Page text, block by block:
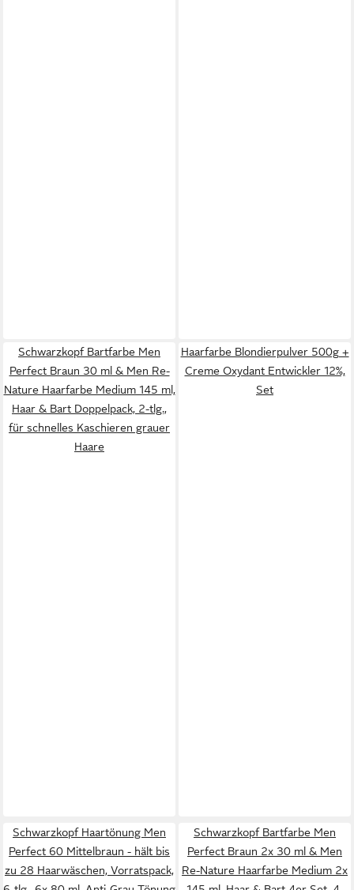
Schwarzkopf Bartfarbe Men
Perfect Braun 30 ml & Men Re-
Nature Haarfarbe Medium 145 ml,
Haar & Bart Doppelpack, 2-tlg.,
für schnelles Kaschieren grauer
Haare
Haarfarbe Blondierpulver 500g +
Creme Oxydant Entwickler 12%,
Set
Schwarzkopf Haartönung Men
Perfect 60 Mittelbraun - hält bis
zu 28 Haarwäschen, Vorratspack,
Schwarzkopf Bartfarbe Men
Perfect Braun 2x 30 ml & Men
Re-Nature Haarfarbe Medium 2x